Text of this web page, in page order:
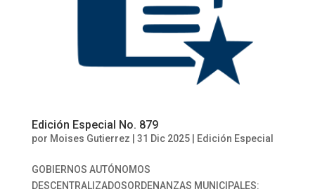
Edición Especial No. 879
por Moises Gutierrez | 31 Dic 2025| Edición Especial
GOBIERNOS AUTÓNOMOS
DESCENTRALIZADOSORDENANZAS MUNICIPALES: